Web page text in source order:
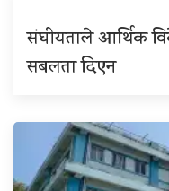
संघीयताले आर्थिक
सबलता दिएन